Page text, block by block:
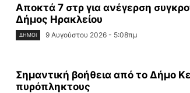
Αποκτά 7 στρ για ανέγερση
Δήμος Ηρακλείου
ΔΉΜΟΙ 9 Αυγούστου 2026 - 5:08πμ
Σημαντική βοήθεια από το Δήμο
πυρόπληκτους